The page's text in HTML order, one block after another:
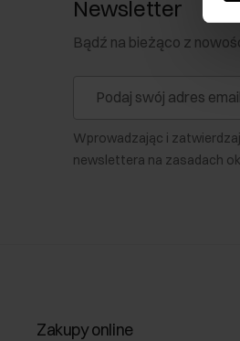
Newsletter
Bądź na bieżąco z
Wprowadzając i
newslettera na zasadach
Zakupy online